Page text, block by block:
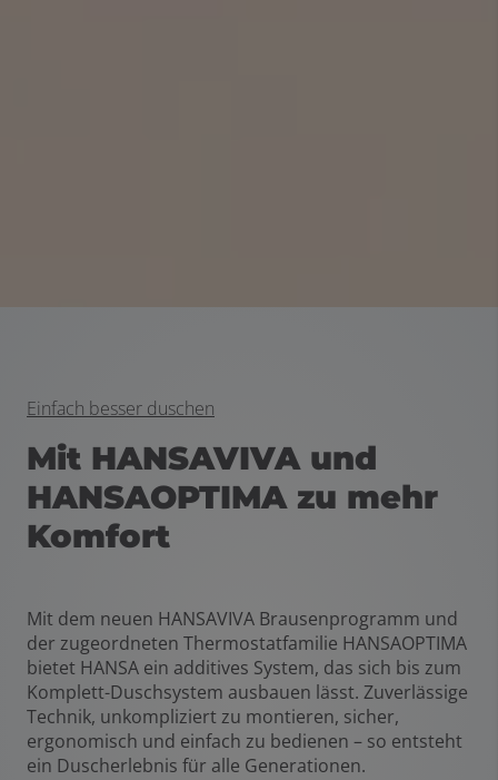
Einfach besser duschen
Mit HANSAVIVA und
HANSAOPTIMA zu mehr
Komfort
Mit dem neuen HANSAVIVA Brausenprogramm und
der zugeordneten Thermostatfamilie HANSAOPTIMA
bietet HANSA ein additives System, das sich bis zum
Komplett-Duschsystem ausbauen lässt. Zuverlässige
Technik, unkompliziert zu montieren, sicher,
ergonomisch und einfach zu bedienen – so entsteht
ein Duscherlebnis für alle Generationen.